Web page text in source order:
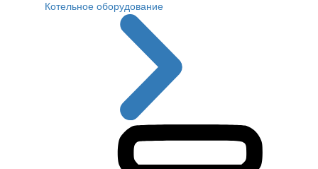
Котельное оборудование